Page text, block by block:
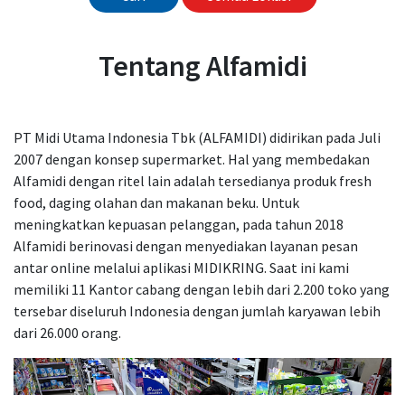
Tentang Alfamidi
PT Midi Utama Indonesia Tbk (ALFAMIDI) didirikan pada Juli
2007 dengan konsep supermarket. Hal yang membedakan
Alfamidi dengan ritel lain adalah tersedianya produk fresh
food, daging olahan dan makanan beku. Untuk
meningkatkan kepuasan pelanggan, pada tahun 2018
Alfamidi berinovasi dengan menyediakan layanan pesan
antar online melalui aplikasi MIDIKRING. Saat ini kami
memiliki 11 Kantor cabang dengan lebih dari 2.200 toko yang
tersebar diseluruh Indonesia dengan jumlah karyawan lebih
dari 26.000 orang.